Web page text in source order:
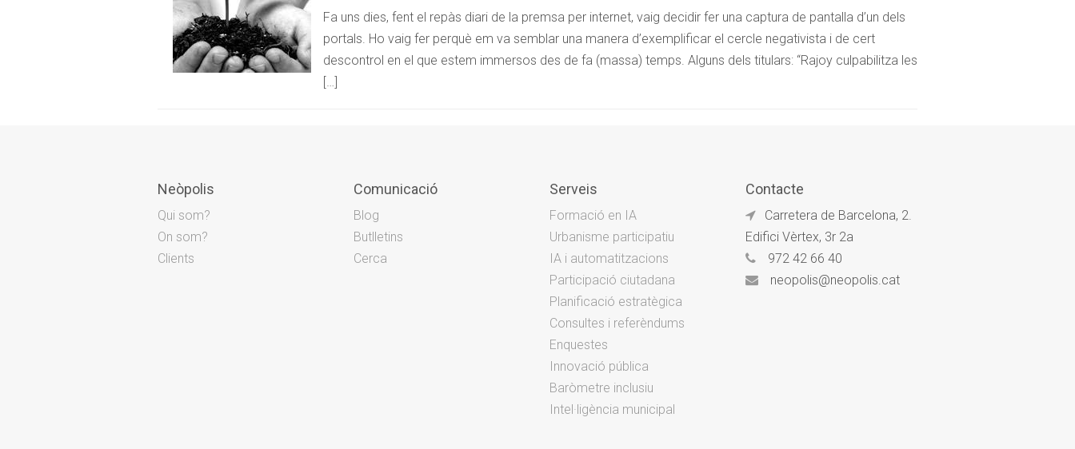
Fa uns dies, fent el repàs diari de la premsa per internet, vaig decidir fer una captura de pantalla d’un dels
portals. Ho vaig fer perquè em va semblar una manera d’exemplificar el cercle negativista i de cert
descontrol en el que estem immersos des de fa (massa) temps. Alguns dels titulars: “Rajoy culpabilitza les
[…]
Neòpolis
Qui som?
On som?
Clients
Comunicació
Blog
Butlletins
Cerca
Serveis
Formació en IA
Urbanisme participatiu
IA i automatitzacions
Participació ciutadana
Planificació estratègica
Consultes i referèndums
Enquestes
Innovació pública
Baròmetre inclusiu
Intel·ligència municipal
Contacte
Carretera de Barcelona, 2.
Edifici Vèrtex, 3r 2a
972 42 66 40
neopolis@neopolis.cat